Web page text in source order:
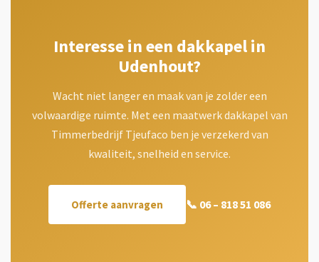
Interesse in een dakkapel in
Udenhout?
Wacht niet langer en maak van je zolder een
volwaardige ruimte. Met een maatwerk dakkapel van
Timmerbedrijf Tjeufaco ben je verzekerd van
kwaliteit, snelheid en service.
Offerte aanvragen 📞 06 – 818 51 086